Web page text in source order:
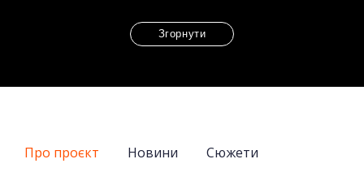
Згорнути
Про проєкт Новини
Сюжети